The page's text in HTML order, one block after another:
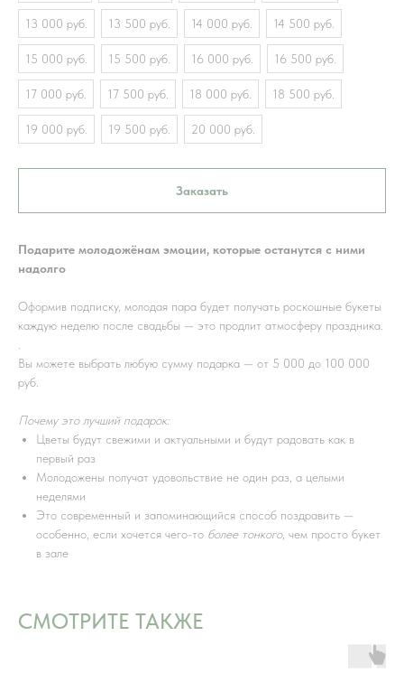
13 000 руб. 13 500 руб. 14 000 руб. 14 500 руб.
15 000 руб. 15 500 руб. 16 000 руб. 16 500 руб.
17 000 руб. 17 500 руб. 18 000 руб. 18 500 руб.
19 000 руб. 19 500 руб. 20 000 руб.
Заказать
Подарите молодожёнам эмоции, которые останутся с ними
надолго
Оформив подписку, молодая пара будет получать роскошные букеты
каждую неделю после свадьбы — это продлит атмосферу праздника.
Вы можете выбрать любую сумму подарка — от 5 000 до 100 000
руб.
Почему это лучший подарок:
Цветы будут свежими и актуальными и будут радовать как в
первый раз
Молодожены получат удовольствие не один раз, а целыми
неделями
Это современный и запоминающийся способ поздравить —
особенно, если хочется чего-то более тонкого, чем просто букет
в зале
СМОТРИТЕ ТАКЖЕ